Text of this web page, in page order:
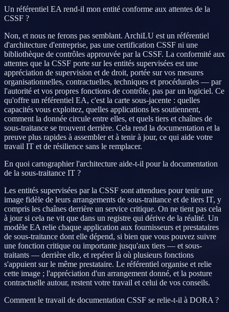
Un référentiel EA rend-il mon entité conforme aux attentes de la
CSSF ?
Non, et nous ne ferons pas semblant. ArchiLU est un référentiel
d'architecture d'entreprise, pas une certification CSSF ni une
bibliothèque de contrôles approuvée par la CSSF. La conformité aux
attentes que la CSSF porte sur les entités supervisées est une
appréciation de supervision et de droit, portée sur vos mesures
organisationnelles, contractuelles, techniques et procédurales — par
l'autorité et vos propres fonctions de contrôle, pas par un logiciel. Ce
qu'offre un référentiel EA, c'est la carte sous-jacente : quelles
capacités vous exploitez, quelles applications les soutiennent,
comment la donnée circule entre elles, et quels tiers et chaînes de
sous-traitance se trouvent derrière. Cela rend la documentation et la
preuve plus rapides à assembler et à tenir à jour, ce qui aide votre
travail IT et de résilience sans le remplacer.
En quoi cartographier l'architecture aide-t-il pour la documentation
de la sous-traitance IT ?
Les entités supervisées par la CSSF sont attendues pour tenir une
image fidèle de leurs arrangements de sous-traitance et de tiers IT, y
compris les chaînes derrière un service critique. On ne tient pas cela
à jour si cela ne vit que dans un registre qui dérive de la réalité. Un
modèle EA relie chaque application aux fournisseurs et prestataires
de sous-traitance dont elle dépend, si bien que vous pouvez suivre
une fonction critique ou importante jusqu'aux tiers — et sous-
traitants — derrière elle, et repérer là où plusieurs fonctions
s'appuient sur le même prestataire. Le référentiel organise et relie
cette image ; l'appréciation d'un arrangement donné, et la posture
contractuelle autour, restent votre travail et celui de vos conseils.
Comment le travail de documentation CSSF se relie-t-il à DORA ?